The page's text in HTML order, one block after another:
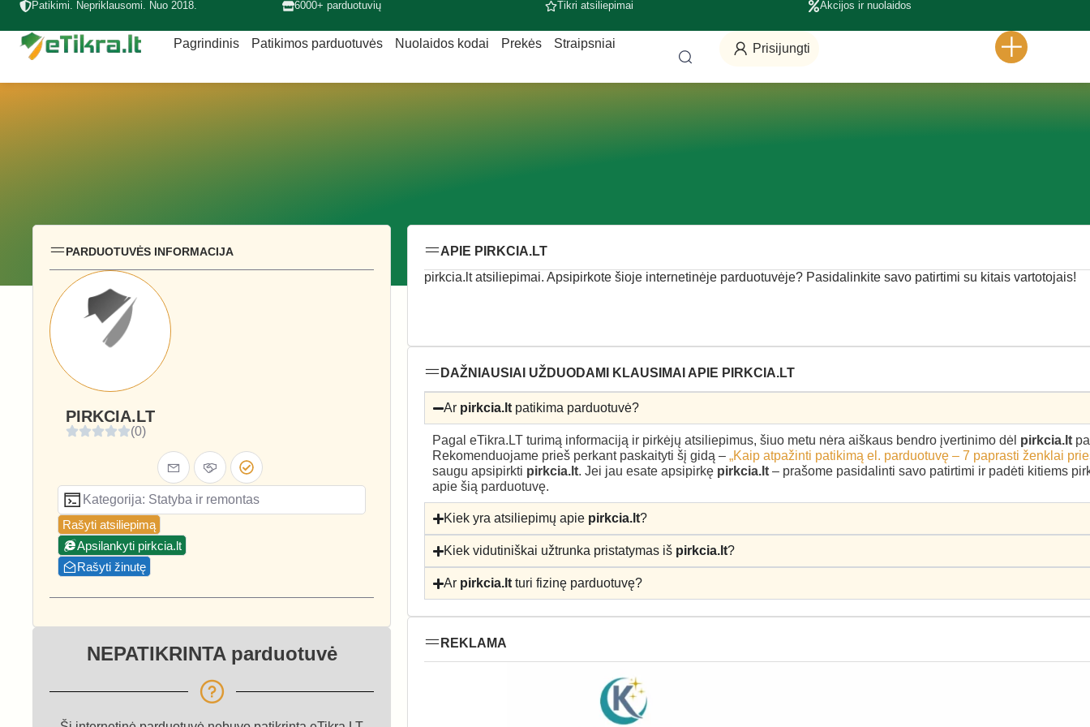
Patikimi. Nepriklausomi. Nuo 2018. 6000+ parduotuvių Tikri atsiliepimai Akcijos ir nuolaidos
Pagrindinis Patikimos parduotuvės Nuolaidos kodai Prekės Straipsniai Prisijungti
PARDUOTUVĖS INFORMACIJA
PIRKCIA.LT
(0)
Kategorija: Statyba ir remontas
Rašyti atsiliepimą
Apsilankyti pirkcia.lt
Rašyti žinutę
NEPATIKRINTA parduotuvė
APIE PIRKCIA.LT
pirkcia.lt atsiliepimai. Apsipirkote šioje internetinėje parduotuvėje? Pasidalinkite savo patirtimi su kitais vartotojais!
DAŽNIAUSIAI UŽDUODAMI KLAUSIMAI APIE PIRKCIA.LT
Ar pirkcia.lt patikima parduotuvė?
Pagal eTikra.LT turimą informaciją ir pirkėjų atsiliepimus, šiuo metu nėra aiškaus bendro įvertinimo dėl pirkcia.lt
Rekomenduojame prieš perkant paskaityti šį gidą – „Kaip atpažinti patikimą el. parduotuvę – 7 paprasti ženklai
saugu apsipirkti pirkcia.lt. Jei jau esate apsipirkę pirkcia.lt – prašome pasidalinti savo patirtimi ir padėti kitiems
apie šią parduotuvę.
Kiek yra atsiliepimų apie pirkcia.lt?
Kiek vidutiniškai užtrunka pristatymas iš pirkcia.lt?
Ar pirkcia.lt turi fizinę parduotuvę?
REKLAMA